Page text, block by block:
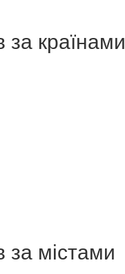
за країнами
за містами